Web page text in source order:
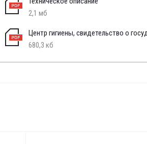
2,1 мб
Центр гигиены, свидетельство о
680,3 кб